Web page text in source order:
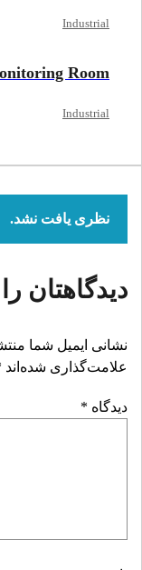
Industrial
Room
Industrial
نظری یافت نشد.
دیدگاهتان
نشانی ایمیل شما
علامت‌گذاری شده‌اند
دیدگاه *